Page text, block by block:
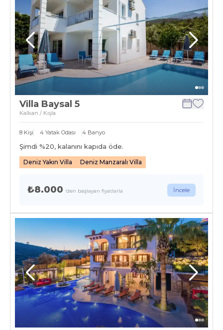
Villa Baysal 5
Kalkan / Kışla
8 Kişi 4 Yatak Odası 4 Banyo
Şimdi %20, kalanını kapıda öde.
Deniz Yakın Villa Deniz Manzaralı Villa
₺8.000 'den başlayan fiyatlarla İncele